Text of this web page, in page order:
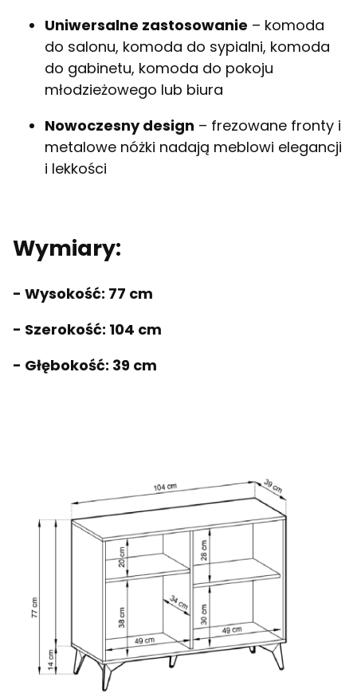
Uniwersalne zastosowanie – komoda
do salonu, komoda do sypialni, komoda
do gabinetu, komoda do pokoju
młodzieżowego lub biura
Nowoczesny design – frezowane fronty i
metalowe nóżki nadają meblowi elegancji
i lekkości
Wymiary:
- Wysokość: 77 cm
- Szerokość: 104 cm
- Głębokość: 39 cm